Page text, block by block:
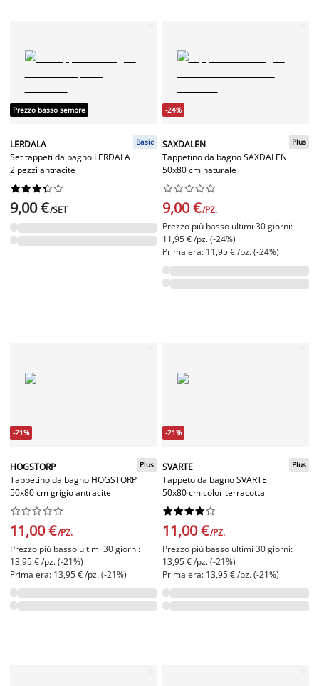
Prezzo basso sempre
LERDALA
Set tappeti da bagno LERDALA
2 pezzi antracite
Basic






9,00 €/SET
-24%
SAXDALEN
Tappetino da bagno SAXDALEN
50x80 cm naturale
Plus






9,00 €/PZ.
Prezzo più basso ultimi 30 giorni:
11,95 € /pz. (-24%)
Prima era: 11,95 € /pz. (-24%)
-21%
HOGSTORP
Tappetino da bagno HOGSTORP
50x80 cm grigio antracite
Plus






11,00 €/PZ.
Prezzo più basso ultimi 30 giorni:
13,95 € /pz. (-21%)
Prima era: 13,95 € /pz. (-21%)
-21%
SVARTE
Tappeto da bagno SVARTE
50x80 cm color terracotta
Plus






11,00 €/PZ.
Prezzo più basso ultimi 30 giorni:
13,95 € /pz. (-21%)
Prima era: 13,95 € /pz. (-21%)